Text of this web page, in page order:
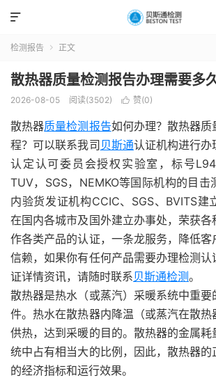

检测报告  正文
散热器质量检测报告办理需要多
2026-08-05 阅读(3502)  赞(0)
散热器质量检测报告如何办理？散热器质
程？可以联系我司 贝斯通认证机构进行办
认定认可委员会授权实验室，标号
TUV，SGS，NEMKO等国际机构的目击
内验货发证机构CCIC、SGS、BVITS建
在国内各城市及国外建立办事处，荣获
作各类产品的认证，一条龙服务，降低
信赖，如果你有任何产品需要办理检测认
证详情资讯，请随时联系贝斯通检测。
散热器是热水（或蒸汽）采暖系统中重要
件。热水在散热器内降温（或蒸汽在散热
供热，达到采暖的目的。散热器的金属耗
统中占有相当大的比例，因此，散热器
的经济指标和运行效果。